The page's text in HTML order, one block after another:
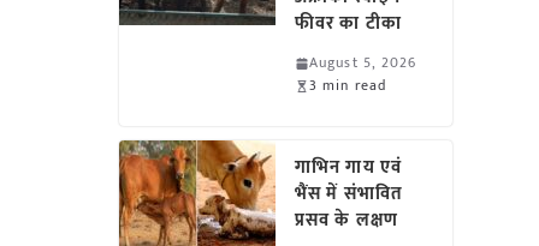
फीवर का टीका
August 5, 2026
3 min read
गाभिन गाय एवं
भैंस में संभावित
प्रसव के लक्षण